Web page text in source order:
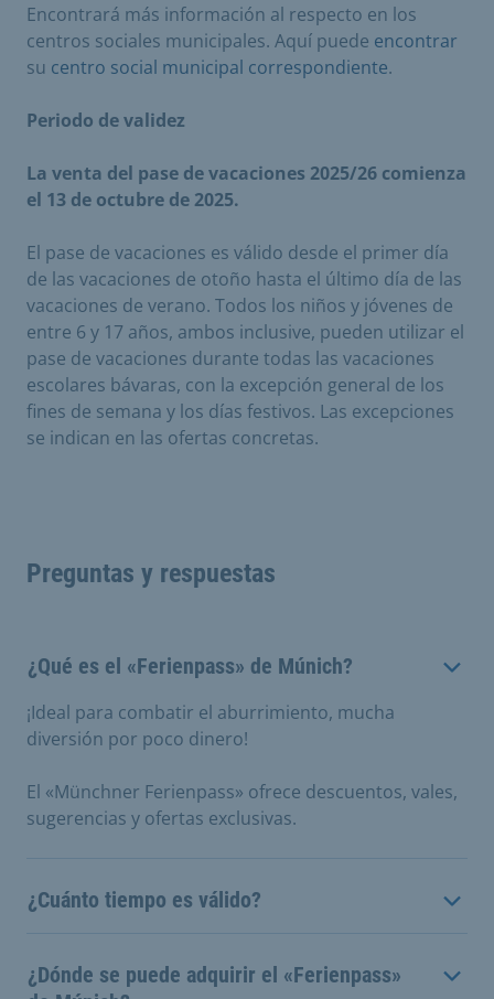
Encontrará más información al respecto en los
centros sociales municipales. Aquí puede encontrar
su centro social municipal correspondiente.
Periodo de validez
La venta del pase de vacaciones 2025/26 comienza
el 13 de octubre de 2025.
El pase de vacaciones es válido desde el primer día
de las vacaciones de otoño hasta el último día de las
vacaciones de verano. Todos los niños y jóvenes de
entre 6 y 17 años, ambos inclusive, pueden utilizar el
pase de vacaciones durante todas las vacaciones
escolares bávaras, con la excepción general de los
fines de semana y los días festivos. Las excepciones
se indican en las ofertas concretas.
Preguntas y respuestas
¿Qué es el «Ferienpass» de Múnich?
¡Ideal para combatir el aburrimiento, mucha
diversión por poco dinero!
El «Münchner Ferienpass» ofrece descuentos, vales,
sugerencias y ofertas exclusivas.
¿Cuánto tiempo es válido?
¿Dónde se puede adquirir el «Ferienpass»